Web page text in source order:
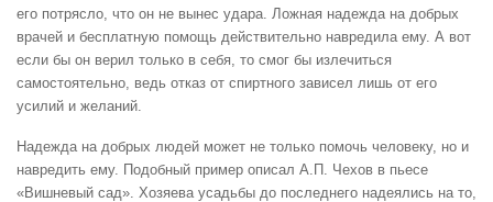
его потрясло, что он не вынес удара. Ложная надежда на добрых
врачей и бесплатную помощь действительно навредила ему. А вот
если бы он верил только в себя, то смог бы излечиться
самостоятельно, ведь отказ от спиртного зависел лишь от его
усилий и желаний.
Надежда на добрых людей может не только помочь человеку, но и
навредить ему. Подобный пример описал А.П. Чехов в пьесе
«Вишневый сад». Хозяева усадьбы до последнего надеялись на то,